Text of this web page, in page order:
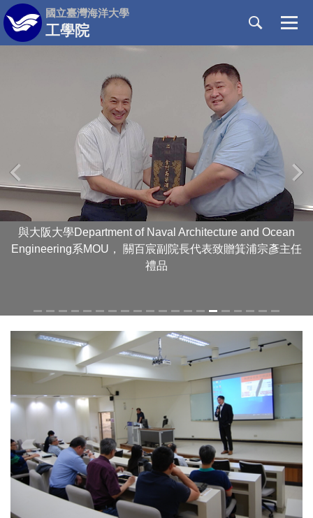
跳
到
主
國立臺灣海洋大學
工學院
‹
與大阪大學Department of Naval Architecture and Ocean
Engineering系MOU， 關百宸副院長代表致贈箕浦宗彥主任
禮品